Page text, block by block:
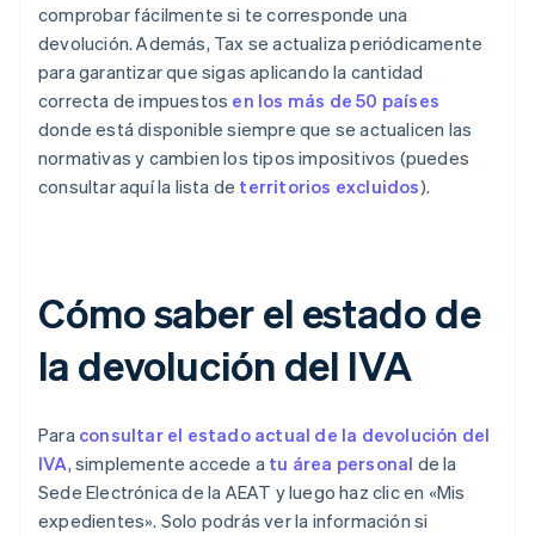
comprobar fácilmente si te corresponde una
devolución. Además, Tax se actualiza periódicamente
para garantizar que sigas aplicando la cantidad
correcta de impuestos en los más de 50 países
donde está disponible siempre que se actualicen las
normativas y cambien los tipos impositivos (puedes
consultar aquí la lista de territorios excluidos).
Cómo saber el estado de
la devolución del IVA
Para consultar el estado actual de la devolución del
IVA, simplemente accede a tu área personal de la
Sede Electrónica de la AEAT y luego haz clic en «Mis
expedientes». Solo podrás ver la información si